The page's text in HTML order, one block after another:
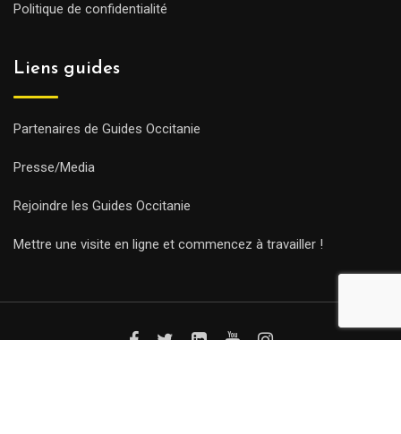
Politique de confidentialité
Liens guides
Partenaires de Guides Occitanie
Presse/Media
Rejoindre les Guides Occitanie
Mettre une visite en ligne et commencez à travailler !